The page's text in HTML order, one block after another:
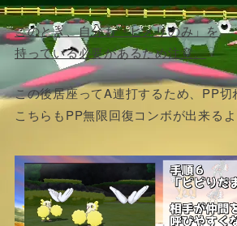
このとき、自分も「ヒメリのみ」を
持っている必要があるため注意。
この後居座ってA連打するため、PP切
こちらもPP無限回復コンボが出来るよ